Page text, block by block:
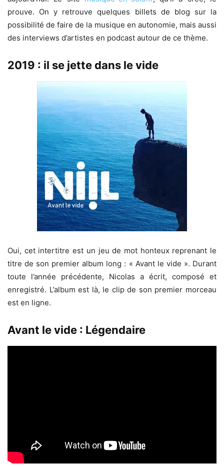
prouve. On y retrouve quelques billets de blog sur la
possibilité de faire de la musique en autonomie, mais aussi
des interviews d’artistes en podcast autour de ce thème.
2019 : il se jette dans le vide
Oui, cet intertitre est un jeu de mot honteux reprenant le
titre de son premier album long : « Avant le vide ». Durant
toute l’année précédente, Nicolas a écrit, composé et
enregistré. L’album est là, le clip de son premier morceau
est en ligne.
Avant le vide : Légendaire